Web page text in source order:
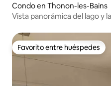
Condo en Thonon-les-Bains
Vista panorámica del lago y
Favorito entre huéspedes
Favorito entre huéspedes